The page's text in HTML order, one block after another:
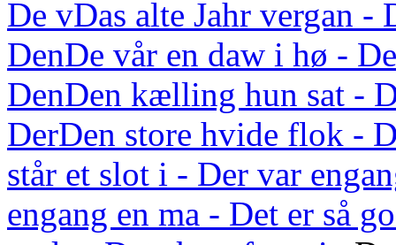
De vDas alte Jahr vergan -
DenDe vår en daw i hø -
DenDen kælling hun sat -
DerDen store hvide flok -
står et slot i - Der var
engang en ma - Det er så